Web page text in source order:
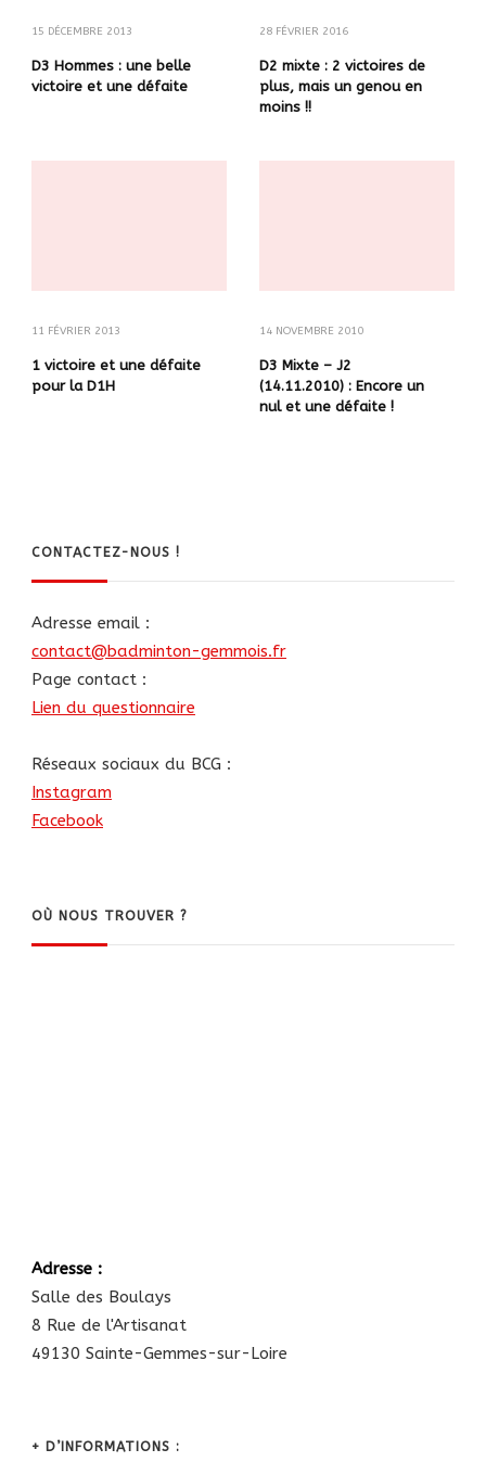
15 DÉCEMBRE 2013
D3 Hommes : une belle
victoire et une défaite
28 FÉVRIER 2016
D2 mixte : 2 victoires de
plus, mais un genou en
moins !!
11 FÉVRIER 2013
1 victoire et une défaite
pour la D1H
14 NOVEMBRE 2010
D3 Mixte – J2
(14.11.2010) : Encore un
nul et une défaite !
CONTACTEZ-NOUS !
Adresse email :
contact@badminton-gemmois.fr
Page contact :
Lien du questionnaire
Réseaux sociaux du BCG :
Instagram
Facebook
OÙ NOUS TROUVER ?
Adresse :
Salle des Boulays
8 Rue de l'Artisanat
49130 Sainte-Gemmes-sur-Loire
+ D’INFORMATIONS :